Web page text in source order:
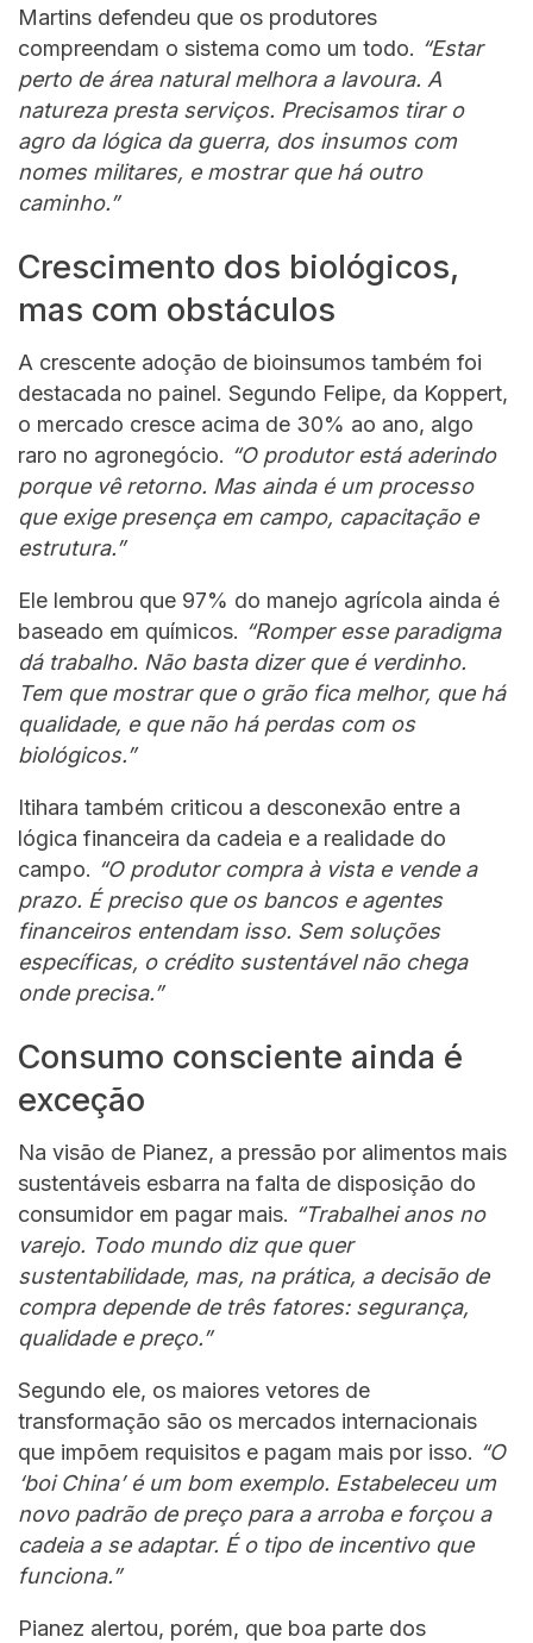
Martins defendeu que os produtores
compreendam o sistema como um todo. “Estar
perto de área natural melhora a lavoura. A
natureza presta serviços. Precisamos tirar o
agro da lógica da guerra, dos insumos com
nomes militares, e mostrar que há outro
caminho.”
Crescimento dos biológicos,
mas com obstáculos
A crescente adoção de bioinsumos também foi
destacada no painel. Segundo Felipe, da Koppert,
o mercado cresce acima de 30% ao ano, algo
raro no agronegócio. “O produtor está aderindo
porque vê retorno. Mas ainda é um processo
que exige presença em campo, capacitação e
estrutura.”
Ele lembrou que 97% do manejo agrícola ainda é
baseado em químicos. “Romper esse paradigma
dá trabalho. Não basta dizer que é verdinho.
Tem que mostrar que o grão fica melhor, que há
qualidade, e que não há perdas com os
biológicos.”
Itihara também criticou a desconexão entre a
lógica financeira da cadeia e a realidade do
campo. “O produtor compra à vista e vende a
prazo. É preciso que os bancos e agentes
financeiros entendam isso. Sem soluções
específicas, o crédito sustentável não chega
onde precisa.”
Consumo consciente ainda é
exceção
Na visão de Pianez, a pressão por alimentos mais
sustentáveis esbarra na falta de disposição do
consumidor em pagar mais. “Trabalhei anos no
varejo. Todo mundo diz que quer
sustentabilidade, mas, na prática, a decisão de
compra depende de três fatores: segurança,
qualidade e preço.”
Segundo ele, os maiores vetores de
transformação são os mercados internacionais
que impõem requisitos e pagam mais por isso. “O
‘boi China’ é um bom exemplo. Estabeleceu um
novo padrão de preço para a arroba e forçou a
cadeia a se adaptar. É o tipo de incentivo que
funciona.”
Pianez alertou, porém, que boa parte dos